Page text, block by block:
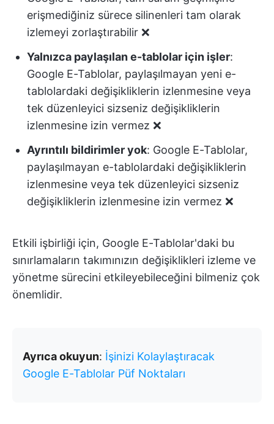
erişmediğiniz sürece silinenleri tam olarak
izlemeyi zorlaştırabilir ❌
Yalnızca paylaşılan e-tablolar için işler:
Google E-Tablolar, paylaşılmayan yeni e-
tablolardaki değişikliklerin izlenmesine veya
tek düzenleyici sizseniz değişikliklerin
izlenmesine izin vermez ❌
Ayrıntılı bildirimler yok: Google E-Tablolar,
paylaşılmayan e-tablolardaki değişikliklerin
izlenmesine veya tek düzenleyici sizseniz
değişikliklerin izlenmesine izin vermez ❌
Etkili işbirliği için, Google E-Tablolar'daki bu
sınırlamaların takımınızın değişiklikleri izleme ve
yönetme sürecini etkileyebileceğini bilmeniz çok
önemlidir.
Ayrıca okuyun: İşinizi Kolaylaştıracak
Google E-Tablolar Püf Noktaları